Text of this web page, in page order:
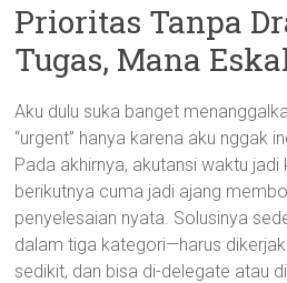
Prioritas Tanpa
Tugas, Mana
Aku dulu suka banget
“urgent” hanya karena aku nggak
Pada akhirnya, akutansi waktu
berikutnya cuma jadi ajang
penyelesaian nyata. Solusinya
dalam tiga kategori—harus
sedikit, dan bisa di-delegate atau